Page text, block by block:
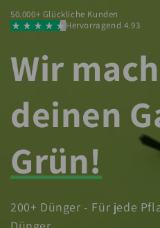
50.000+ Glückliche Kunden
Hervorragend 4.93
Wir
deinen
Grün!
200+ Dünger - Für jede